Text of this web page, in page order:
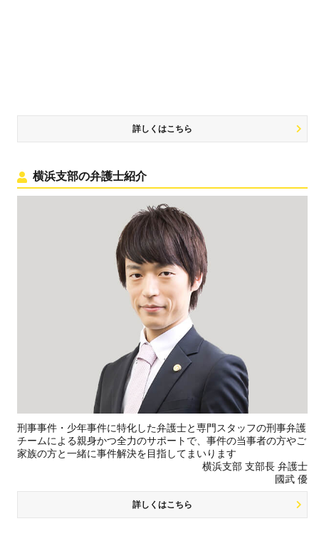
詳しくはこちら
横浜支部の弁護士紹介
刑事事件・少年事件に特化した弁護士と専門スタッフの刑事弁護
チームによる親身かつ全力のサポートで、事件の当事者の方やご
家族の方と一緒に事件解決を目指してまいります
横浜支部 支部長 弁護士
國武 優
詳しくはこちら